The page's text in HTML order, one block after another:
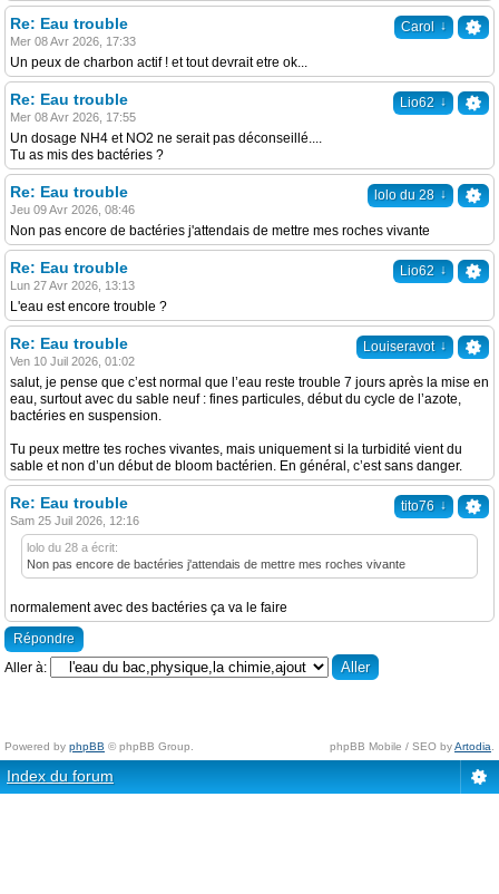
Carol ↓
Re: Eau trouble
Mer 08 Avr 2026, 17:33
Un peux de charbon actif ! et tout devrait etre ok...
Lio62 ↓
Re: Eau trouble
Mer 08 Avr 2026, 17:55
Un dosage NH4 et NO2 ne serait pas déconseillé....
Tu as mis des bactéries ?
lolo du 28 ↓
Re: Eau trouble
Jeu 09 Avr 2026, 08:46
Non pas encore de bactéries j'attendais de mettre mes roches vivante
Lio62 ↓
Re: Eau trouble
Lun 27 Avr 2026, 13:13
L'eau est encore trouble ?
Louiseravot ↓
Re: Eau trouble
Ven 10 Juil 2026, 01:02
salut, je pense que c’est normal que l’eau reste trouble 7 jours après la mise en
eau, surtout avec du sable neuf : fines particules, début du cycle de l’azote,
bactéries en suspension.
Tu peux mettre tes roches vivantes, mais uniquement si la turbidité vient du
sable et non d’un début de bloom bactérien. En général, c’est sans danger.
tito76 ↓
Re: Eau trouble
Sam 25 Juil 2026, 12:16
lolo du 28 a écrit:
Non pas encore de bactéries j'attendais de mettre mes roches vivante
normalement avec des bactéries ça va le faire
Répondre
Aller à:
Powered by phpBB © phpBB Group. phpBB Mobile / SEO byArtodia
Index du forum